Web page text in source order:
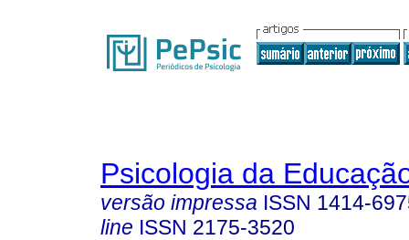
Psicologia da
versão impressa ISSN 1414-
line ISSN 2175-3520